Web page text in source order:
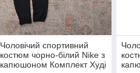
Чоловічий спортивний
костюм чорно-білий Nike з
капюшоном Комплект Худі